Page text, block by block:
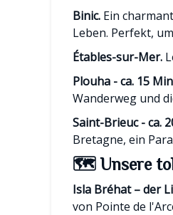
Binic. Ein
Leben. Perfekt,
Étables-sur-Mer.
Plouha - ca. 15
Wanderweg und
Saint-Brieuc - ca.
Bretagne, ein
🗺️ Unsere
Isla Bréhat – der
von Pointe de